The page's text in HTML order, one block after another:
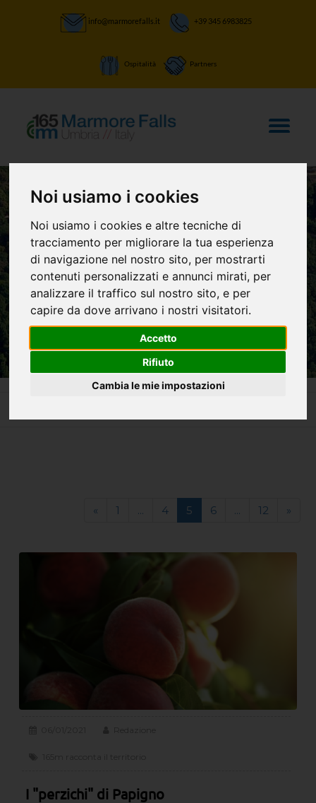
Noi usiamo i cookies
Noi usiamo i cookies e altre tecniche di
tracciamento per migliorare la tua esperienza
di navigazione nel nostro sito, per mostrarti
contenuti personalizzati e annunci mirati, per
analizzare il traffico sul nostro sito, e per
capire da dove arrivano i nostri visitatori.
Accetto
Rifiuto
Cambia le mie impostazioni
info@marmorefalls.it +39 345 6983825
Ospitalità Partners
LASCIATI STUPIRE:
La Cascata delle
Marmore e non
solo
« 1 ... 4 5 6 ... 12 »
I "perzichi" di Papigno